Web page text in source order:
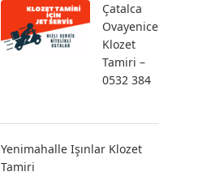
Çatalca
Ovayenice
Klozet
Tamiri –
0532 384
Yenimahalle Işınlar Klozet
Tamiri